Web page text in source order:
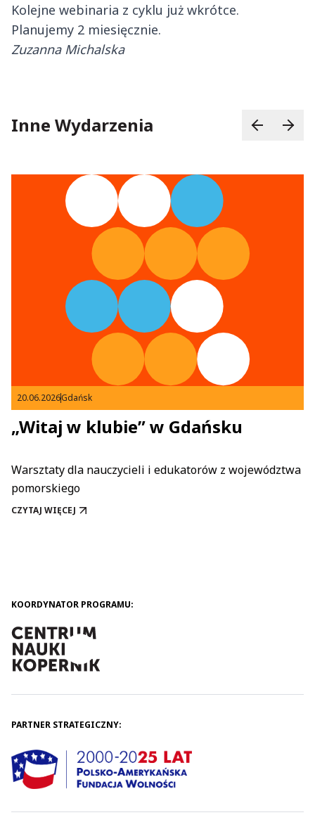
Kolejne webinaria z cyklu już wkrótce.
Planujemy 2 miesięcznie.
Zuzanna Michalska
Inne Wydarzenia
20.06.2026Gdańsk
„Witaj w klubie” w Gdańsku
Warsztaty dla nauczycieli i edukatorów z województwa
pomorskiego
CZYTAJ WIĘCEJ
„WITAJ W KLUBIE” W GDAŃSKU
KOORDYNATOR PROGRAMU:
PARTNER STRATEGICZNY: